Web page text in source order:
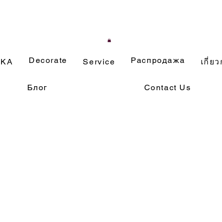
Decorate Service Распродажа เกี่ย
Блог Contact Us